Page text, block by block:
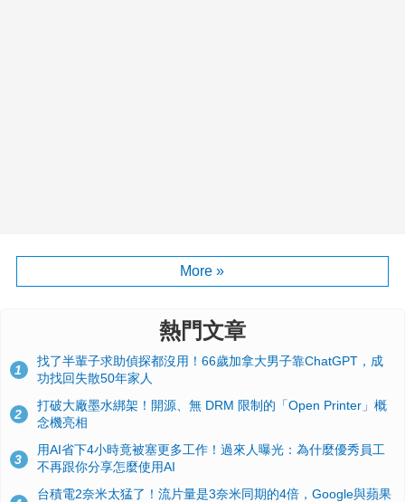
More »
熱門文章
1
找了半輩子求助偵探都沒用！66歲加拿大男子靠ChatGPT，成
功找回失散50年家人
2
打破大廠墨水綁架！開源、無 DRM 限制的「Open Printer」概
念機亮相
3
用AI省下4小時竟被塞更多工作！過來人曝光：為什麼優秀員工
不再跟你分享怎麼使用AI
台積電2奈米太猛了！流片量是3奈米同期的4倍，Google與蘋果